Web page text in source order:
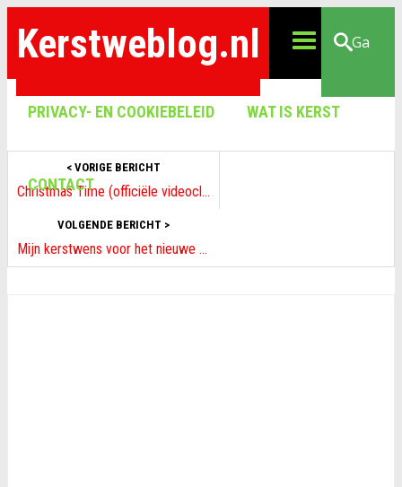
Kerstweblog.nl
PRIVACY- EN COOKIEBELEID WAT IS KERST
CONTACT
Ga
< VORIGE BERICHT
Christmas Time (officiële videoclip) Kerst 2021
VOLGENDE BERICHT >
Mijn kerstwens voor het nieuwe jaar